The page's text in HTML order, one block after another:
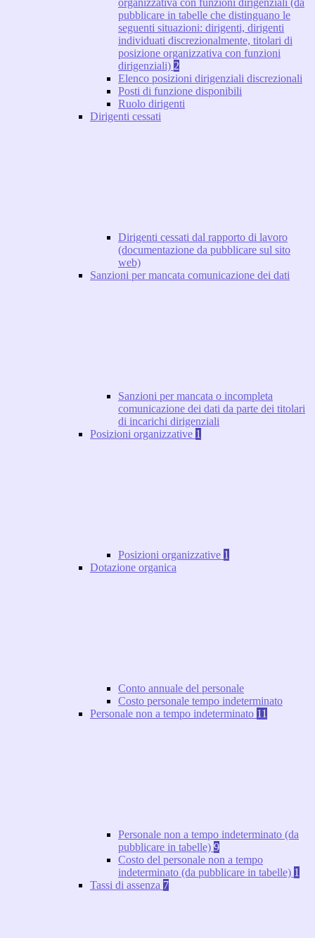
organizzativa con funzioni dirigenziali (da
pubblicare in tabelle che distinguano le
seguenti situazioni: dirigenti, dirigenti
individuati discrezionalmente, titolari di
posizione organizzativa con funzioni
dirigenziali) 2
Elenco posizioni dirigenziali discrezionali
Posti di funzione disponibili
Ruolo dirigenti
Dirigenti cessati
Dirigenti cessati dal rapporto di lavoro
(documentazione da pubblicare sul sito
web)
Sanzioni per mancata comunicazione dei dati
Sanzioni per mancata o incompleta
comunicazione dei dati da parte dei titolari
di incarichi dirigenziali
Posizioni organizzative 1
Posizioni organizzative 1
Dotazione organica
Conto annuale del personale
Costo personale tempo indeterminato
Personale non a tempo indeterminato 11
Personale non a tempo indeterminato (da
pubblicare in tabelle) 9
Costo del personale non a tempo
indeterminato (da pubblicare in tabelle) 1
Tassi di assenza 7